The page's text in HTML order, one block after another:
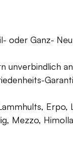
oder Ganz-
Erpo,
Mezzo,